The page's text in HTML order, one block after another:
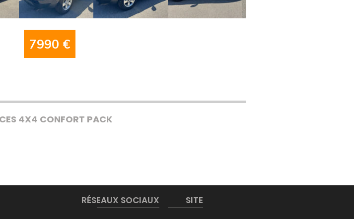
7990 €
4X4 CONFORT PACK
RÉSEAUX SOCIAUX SITE